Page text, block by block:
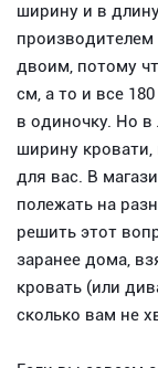
ширину и в
производителем
двоим, потому
см, а то и все
в одиночку. Но в
ширину
для вас. В
полежать на
решить этот
заранее дома,
кровать (или
сколько вам не